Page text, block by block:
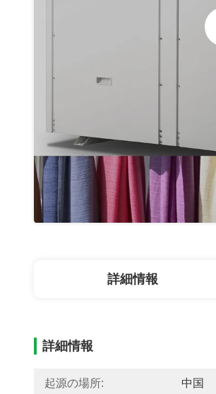
詳細情報
詳細情報
起源の場所: 中国